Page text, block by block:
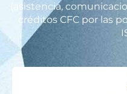
(asistencia,
créditos CFC por las